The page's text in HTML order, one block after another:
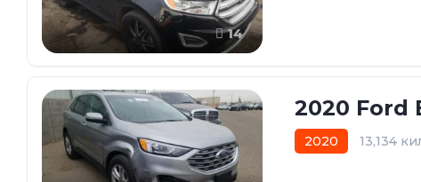
14
2020 Ford
2020 13,134